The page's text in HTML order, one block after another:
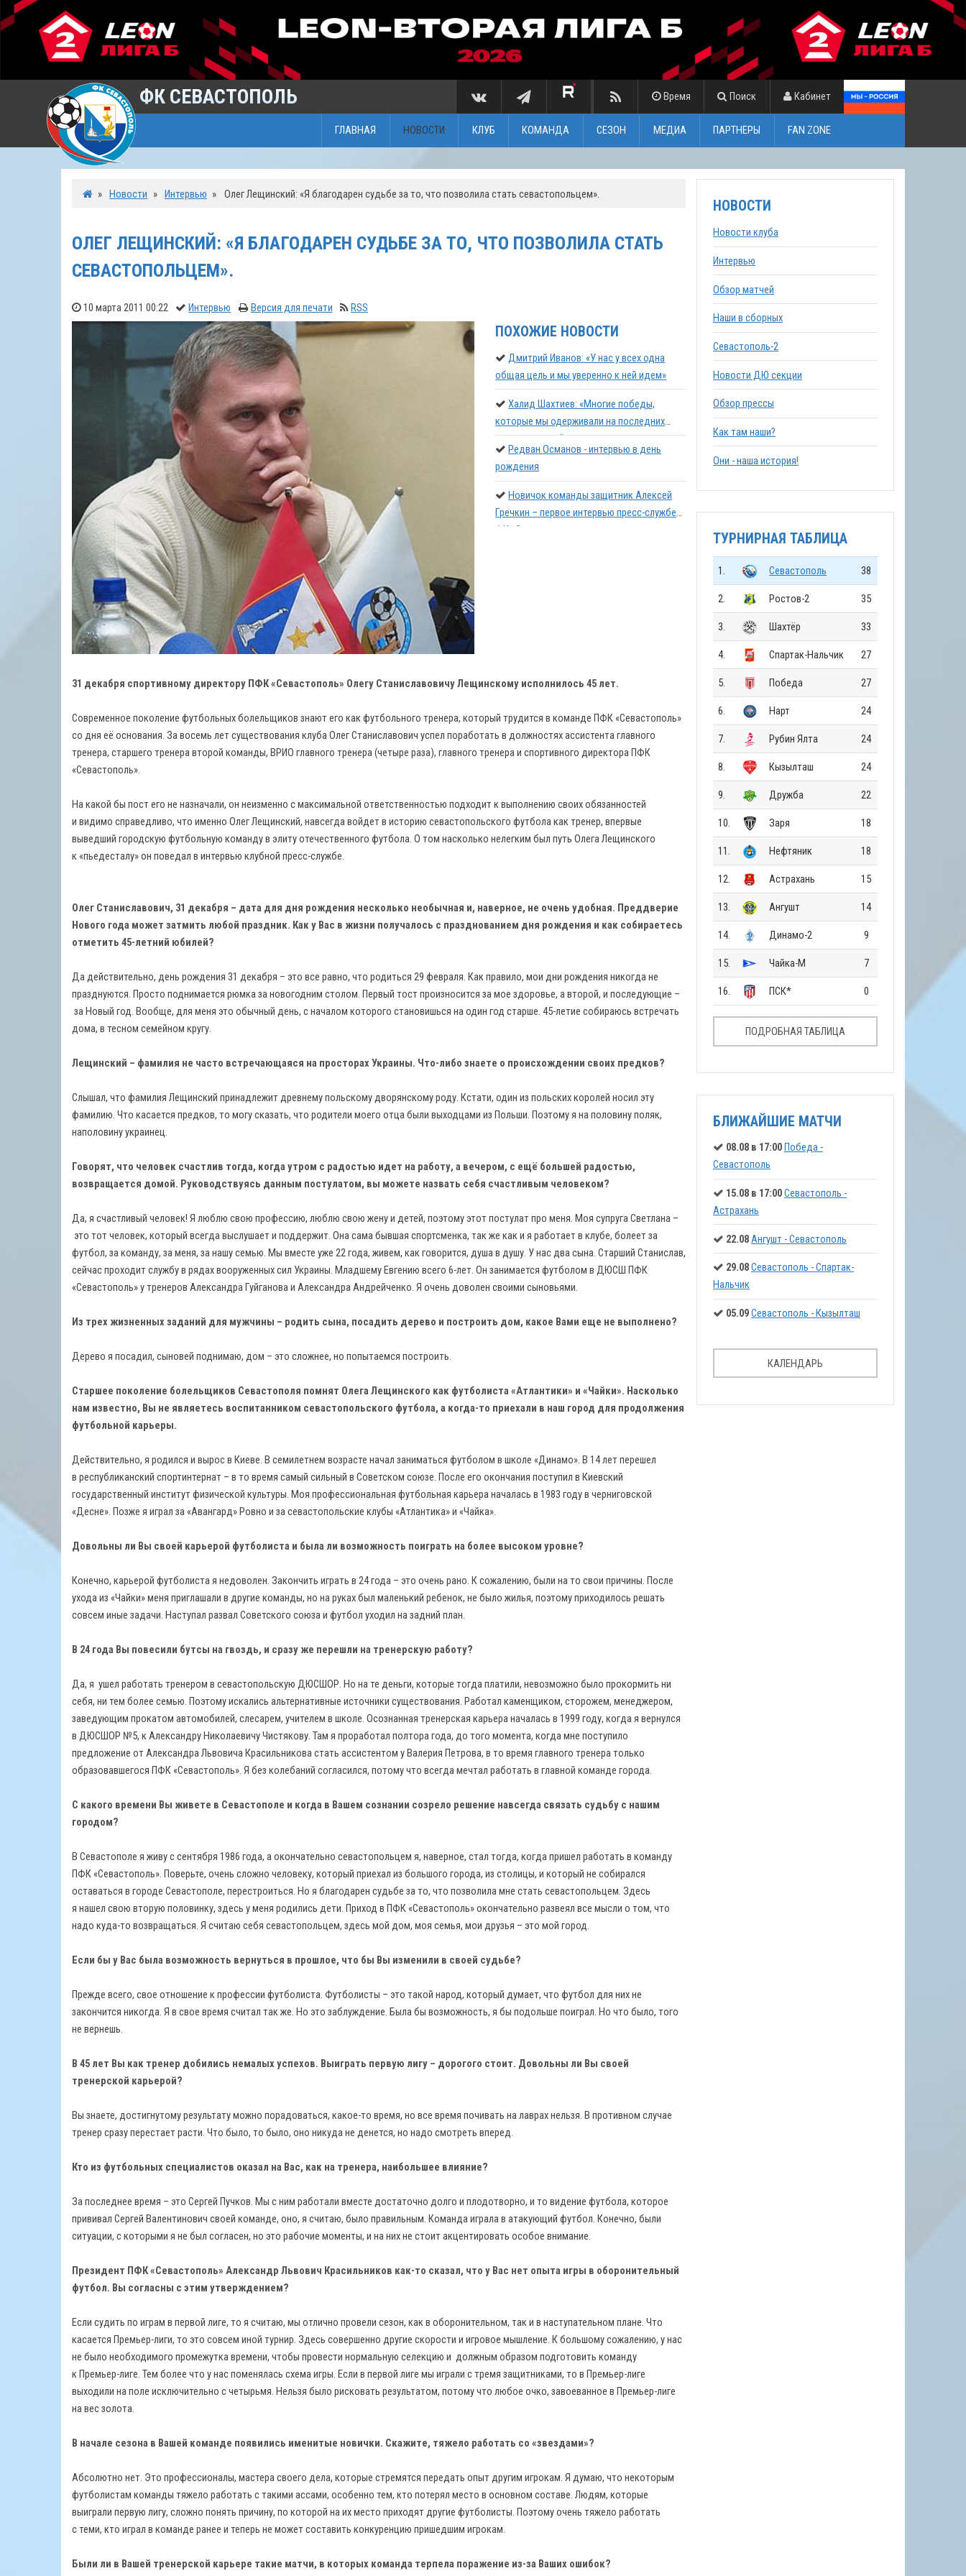
ФК СЕВАСТОПОЛЬ Время Поиск Кабинет
ГЛАВНАЯ НОВОСТИ КЛУБ КОМАНДА СЕЗОН МЕДИА ПАРТНЕРЫ FAN ZONE
» Новости » Интервью » Олег Лещинский: «Я благодарен судьбе за то, что позволила стать севастопольцем».
ОЛЕГ ЛЕЩИНСКИЙ: «Я БЛАГОДАРЕН СУДЬБЕ ЗА ТО, ЧТО ПОЗВОЛИЛА СТАТЬ
СЕВАСТОПОЛЬЦЕМ».
10 марта 2011 00:22 Интервью Версия для печати RSS
ПОХОЖИЕ НОВОСТИ
Дмитрий Иванов: «У нас у всех одна
общая цель и мы уверенно к ней идем»
Халид Шахтиев: «Многие победы,
которые мы одерживали на последних
минутах матчей – это заслуга
севастопольских болельщиков»
Редван Османов - интервью в день
рождения
Новичок команды защитник Алексей
Гречкин – первое интервью пресс-службе
ФК «Севастополь»
31 декабря спортивному директору ПФК «Севастополь» Олегу Станиславовичу Лещинскому исполнилось 45 лет.
Современное поколение футбольных болельщиков знают его как футбольного тренера, который трудится в команде ПФК «Севастополь»
со дня её основания. За восемь лет существования клуба Олег Станиславович успел поработать в должностях ассистента главного
тренера, старшего тренера второй команды, ВРИО главного тренера (четыре раза), главного тренера и спортивного директора ПФК
«Севастополь».
На какой бы пост его не назначали, он неизменно с максимальной ответственностью подходит к выполнению своих обязанностей
и видимо справедливо, что именно Олег Лещинский, навсегда войдет в историю севастопольского футбола как тренер, впервые
выведший городскую футбольную команду в элиту отечественного футбола. О том насколько нелегким был путь Олега Лещинского
к «пьедесталу» он поведал в интервью клубной пресс-службе.
Олег Станиславович, 31 декабря – дата для дня рождения несколько необычная и, наверное, не очень удобная. Преддверие
Нового года может затмить любой праздник. Как у Вас в жизни получалось с празднованием дня рождения и как собираетесь
отметить 45-летний юбилей?
Да действительно, день рождения 31 декабря – это все равно, что родиться 29 февраля. Как правило, мои дни рождения никогда не
празднуются. Просто поднимается рюмка за новогодним столом. Первый тост произносится за мое здоровье, а второй, и последующие –
за Новый год. Вообще, для меня это обычный день, с началом которого становишься на один год старше. 45-летие собираюсь встречать
дома, в тесном семейном кругу.
Лещинский – фамилия не часто встречающаяся на просторах Украины. Что-либо знаете о происхождении своих предков?
Слышал, что фамилия Лещинский принадлежит древнему польскому дворянскому роду. Кстати, один из польских королей носил эту
фамилию. Что касается предков, то могу сказать, что родители моего отца были выходцами из Польши. Поэтому я на половину поляк,
наполовину украинец.
Говорят, что человек счастлив тогда, когда утром с радостью идет на работу, а вечером, с ещё большей радостью,
возвращается домой. Руководствуясь данным постулатом, вы можете назвать себя счастливым человеком?
Да, я счастливый человек! Я люблю свою профессию, люблю свою жену и детей, поэтому этот постулат про меня. Моя супруга Светлана –
это тот человек, который всегда выслушает и поддержит. Она сама бывшая спортсменка, так же как и я работает в клубе, болеет за
футбол, за команду, за меня, за нашу семью. Мы вместе уже 22 года, живем, как говорится, душа в душу. У нас два сына. Старший Станислав,
сейчас проходит службу в рядах вооруженных сил Украины. Младшему Евгению всего 6-лет. Он занимается футболом в ДЮСШ ПФК
«Севастополь» у тренеров Александра Гуйганова и Александра Андрейченко. Я очень доволен своими сыновьями.
Из трех жизненных заданий для мужчины – родить сына, посадить дерево и построить дом, какое Вами еще не выполнено?
Дерево я посадил, сыновей поднимаю, дом – это сложнее, но попытаемся построить.
Старшее поколение болельщиков Севастополя помнят Олега Лещинского как футболиста «Атлантики» и «Чайки». Насколько
нам известно, Вы не являетесь воспитанником севастопольского футбола, а когда-то приехали в наш город для продолжения
футбольной карьеры.
Действительно, я родился и вырос в Киеве. В семилетнем возрасте начал заниматься футболом в школе «Динамо». В 14 лет перешел
в республиканский спортинтернат – в то время самый сильный в Советском союзе. После его окончания поступил в Киевский
государственный институт физической культуры. Моя профессиональная футбольная карьера началась в 1983 году в черниговской
«Десне». Позже я играл за «Авангард» Ровно и за севастопольские клубы «Атлантика» и «Чайка».
Довольны ли Вы своей карьерой футболиста и была ли возможность поиграть на более высоком уровне?
Конечно, карьерой футболиста я недоволен. Закончить играть в 24 года – это очень рано. К сожалению, были на то свои причины. После
ухода из «Чайки» меня приглашали в другие команды, но на руках был маленький ребенок, не было жилья, поэтому приходилось решать
совсем иные задачи. Наступал развал Советского союза и футбол уходил на задний план.
В 24 года Вы повесили бутсы на гвоздь, и сразу же перешли на тренерскую работу?
Да, я ушел работать тренером в севастопольскую ДЮСШОР. Но на те деньги, которые тогда платили, невозможно было прокормить ни
себя, ни тем более семью. Поэтому искались альтернативные источники существования. Работал каменщиком, сторожем, менеджером,
заведующим прокатом автомобилей, слесарем, учителем в школе. Осознанная тренерская карьера началась в 1999 году, когда я вернулся
в ДЮСШОР №5, к Александру Николаевичу Чистякову. Там я проработал полтора года, до того момента, когда мне поступило
предложение от Александра Львовича Красильникова стать ассистентом у Валерия Петрова, в то время главного тренера только
образовавшегося ПФК «Севастополь». Я без колебаний согласился, потому что всегда мечтал работать в главной команде города.
С какого времени Вы живете в Севастополе и когда в Вашем сознании созрело решение навсегда связать судьбу с нашим
городом?
В Севастополе я живу с сентября 1986 года, а окончательно севастопольцем я, наверное, стал тогда, когда пришел работать в команду
ПФК «Севастополь». Поверьте, очень сложно человеку, который приехал из большого города, из столицы, и который не собирался
оставаться в городе Севастополе, перестроиться. Но я благодарен судьбе за то, что позволила мне стать севастопольцем. Здесь
я нашел свою вторую половинку, здесь у меня родились дети. Приход в ПФК «Севастополь» окончательно развеял все мысли о том, что
надо куда-то возвращаться. Я считаю себя севастопольцем, здесь мой дом, моя семья, мои друзья – это мой город.
Если бы у Вас была возможность вернуться в прошлое, что бы Вы изменили в своей судьбе?
Прежде всего, свое отношение к профессии футболиста. Футболисты – это такой народ, который думает, что футбол для них не
закончится никогда. Я в свое время считал так же. Но это заблуждение. Была бы возможность, я бы подольше поиграл. Но что было, того
не вернешь.
В 45 лет Вы как тренер добились немалых успехов. Выиграть первую лигу – дорогого стоит. Довольны ли Вы своей
тренерской карьерой?
Вы знаете, достигнутому результату можно порадоваться, какое-то время, но все время почивать на лаврах нельзя. В противном случае
тренер сразу перестает расти. Что было, то было, оно никуда не денется, но надо смотреть вперед.
Кто из футбольных специалистов оказал на Вас, как на тренера, наибольшее влияние?
За последнее время – это Сергей Пучков. Мы с ним работали вместе достаточно долго и плодотворно, и то видение футбола, которое
прививал Сергей Валентинович своей команде, оно, я считаю, было правильным. Команда играла в атакующий футбол. Конечно, были
ситуации, с которыми я не был согласен, но это рабочие моменты, и на них не стоит акцентировать особое внимание.
Президент ПФК «Севастополь» Александр Львович Красильников как-то сказал, что у Вас нет опыта игры в оборонительный
футбол. Вы согласны с этим утверждением?
Если судить по играм в первой лиге, то я считаю, мы отлично провели сезон, как в оборонительном, так и в наступательном плане. Что
касается Премьер-лиги, то это совсем иной турнир. Здесь совершенно другие скорости и игровое мышление. К большому сожалению, у нас
не было необходимого промежутка времени, чтобы провести нормальную селекцию и должным образом подготовить команду
к Премьер-лиге. Тем более что у нас поменялась схема игры. Если в первой лиге мы играли с тремя защитниками, то в Премьер-лиге
выходили на поле исключительно с четырьмя. Нельзя было рисковать результатом, потому что любое очко, завоеванное в Премьер-лиге
на вес золота.
В начале сезона в Вашей команде появились именитые новички. Скажите, тяжело работать со «звездами»?
Абсолютно нет. Это профессионалы, мастера своего дела, которые стремятся передать опыт другим игрокам. Я думаю, что некоторым
футболистам команды тяжело работать с такими ассами, особенно тем, кто потерял место в основном составе. Людям, которые
выиграли первую лигу, сложно понять причину, по которой на их место приходят другие футболисты. Поэтому очень тяжело работать
с теми, кто играл в команде ранее и теперь не может составить конкуренцию пришедшим игрокам.
Были ли в Вашей тренерской карьере такие матчи, в которых команда терпела поражение из-за Ваших ошибок?
НОВОСТИ
Новости клуба
Интервью
Обзор матчей
Наши в сборных
Севастополь-2
Новости ДЮ секции
Обзор прессы
Как там наши?
Они - наша история!
ТУРНИРНАЯ ТАБЛИЦА
1. Севастополь 38
2. Ростов-2 35
3. Шахтёр 33
4. Спартак-Нальчик 27
5. Победа 27
6. Нарт 24
7. Рубин Ялта 24
8. Кызылташ 24
9. Дружба 22
10. Заря 18
11. Нефтяник 18
12. Астрахань 15
13. Ангушт 14
14. Динамо-2 9
15. Чайка-М 7
16. ПСК* 0
ПОДРОБНАЯ ТАБЛИЦА
БЛИЖАЙШИЕ МАТЧИ
08.08 в 17:00 Победа -
Севастополь
15.08 в 17:00Севастополь -
Астрахань
22.08Ангушт - Севастополь
29.08Севастополь - Спартак-
Нальчик
05.09Севастополь - Кызылташ
КАЛЕНДАРЬ